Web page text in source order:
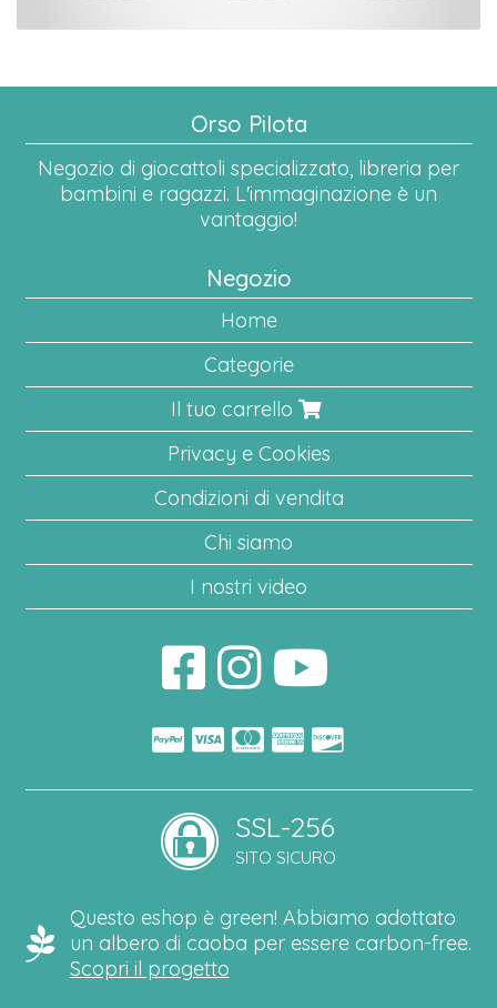
Orso Pilota
Negozio di giocattoli specializzato, libreria per
bambini e ragazzi. L'immaginazione è un
vantaggio!
Negozio
Home
Categorie
Il tuo carrello
Privacy e Cookies
Condizioni di vendita
Chi siamo
I nostri video
SSL-256
SITO SICURO
Questo eshop è green! Abbiamo adottato
un albero di caoba per essere carbon-free.
Scopri il progetto